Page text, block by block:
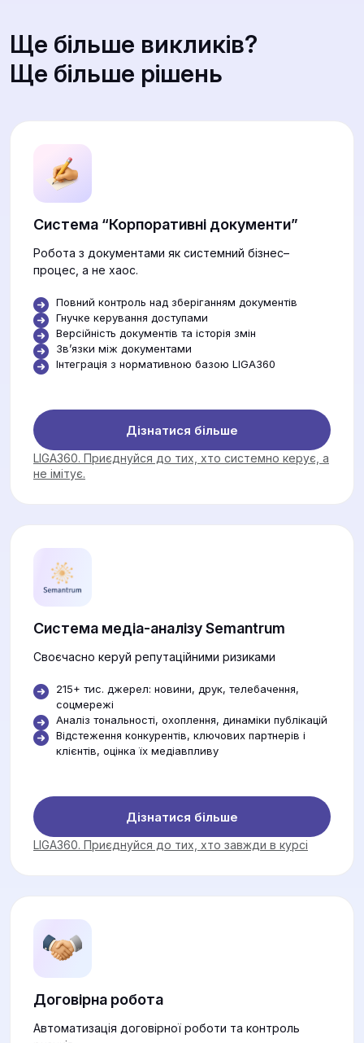
Ще більше викликів?
Ще більше рішень
Система “Корпоративні документи”
Робота з документами як системний бізнес–
процес, а не хаос.
Повний контроль над зберіганням документів
Гнучке керування доступами
Версійність документів та історія змін
Звʼязки між документами
Інтеграція з нормативною базою LIGA360
Дізнатися більше
LIGA360. Приєднуйся до тих, хто системно керує, а
не імітує.
Система медіа-аналізу Semantrum
Своєчасно керуй репутаційними ризиками
215+ тис. джерел: новини, друк, телебачення,
соцмережі
Аналіз тональності, охоплення, динаміки публікацій
Відстеження конкурентів, ключових партнерів і
клієнтів, оцінка їх медіавпливу
Дізнатися більше
LIGA360. Приєднуйся до тих, хто завжди в курсі
Договірна робота
Автоматизація договірної роботи та контроль